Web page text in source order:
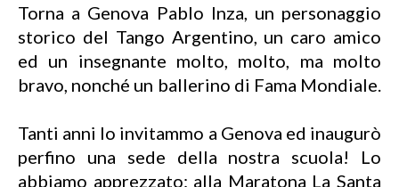
Torna a Genova Pablo Inza, un personaggio
storico del Tango Argentino, un caro amico
ed un insegnante molto, molto, ma molto
bravo, nonché un ballerino di Fama Mondiale.
Tanti anni lo invitammo a Genova ed inaugurò
perfino una sede della nostra scuola! Lo
abbiamo apprezzato: alla Maratona La Santa